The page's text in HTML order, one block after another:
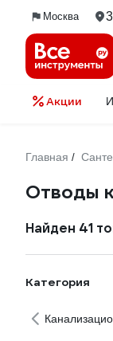
Москва
Акции
Главная /
Отводы
Найден 41
Категория